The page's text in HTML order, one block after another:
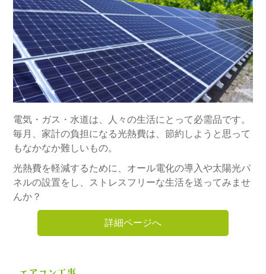
電気・ガス・水道は、人々の生活にとって必需品です。
毎月、家計の負担になる光熱費は、節約しようと思って
もなかなか難しいもの。
光熱費を軽減するために、オール電化の導入や太陽光パ
ネルの設置をし、ストレスフリーな生活を送ってみませ
んか？
詳細ページへ